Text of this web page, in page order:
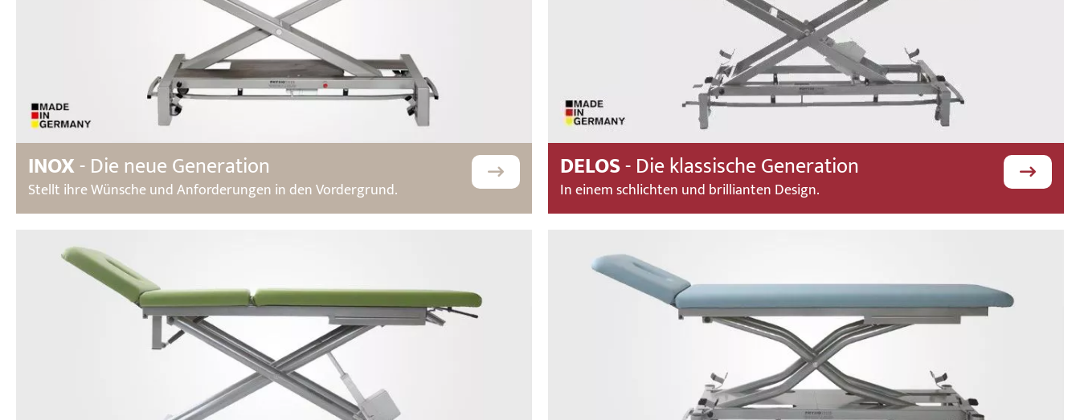
INOX- Die neue Generation
Stellt ihre Wünsche und Anforderungen in den Vordergrund.
DELOS- Die klassische Generation
In einem schlichten und brillianten Design.